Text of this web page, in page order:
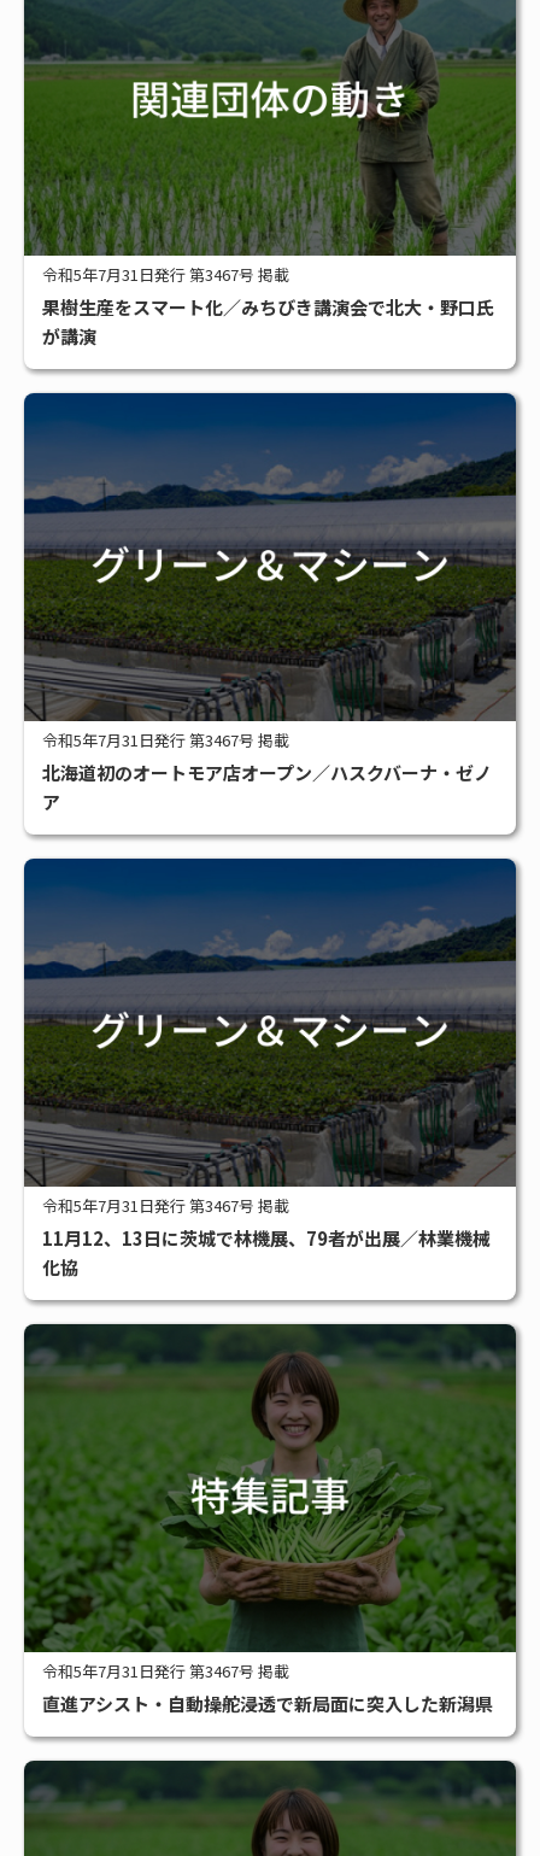
令和5年7月31日発行 第3467号 掲載
果樹生産をスマート化／みちびき講演会で北大・野口氏
が講演
令和5年7月31日発行 第3467号 掲載
北海道初のオートモア店オープン／ハスクバーナ・ゼノ
ア
令和5年7月31日発行 第3467号 掲載
11月12、13日に茨城で林機展、79者が出展／林業機械
化協
令和5年7月31日発行 第3467号 掲載
直進アシスト・自動操舵浸透で新局面に突入した新潟県